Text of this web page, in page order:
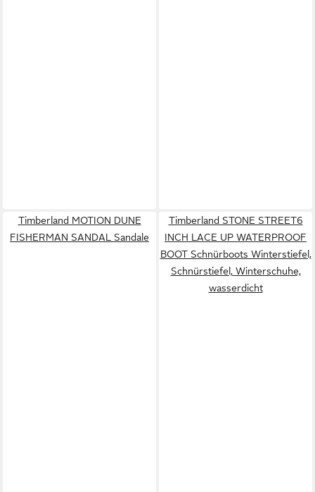
Timberland MOTION DUNE
FISHERMAN SANDAL Sandale
Timberland STONE STREET6
INCH LACE UP WATERPROOF
BOOT Schnürboots Winterstiefel,
Schnürstiefel, Winterschuhe,
wasserdicht